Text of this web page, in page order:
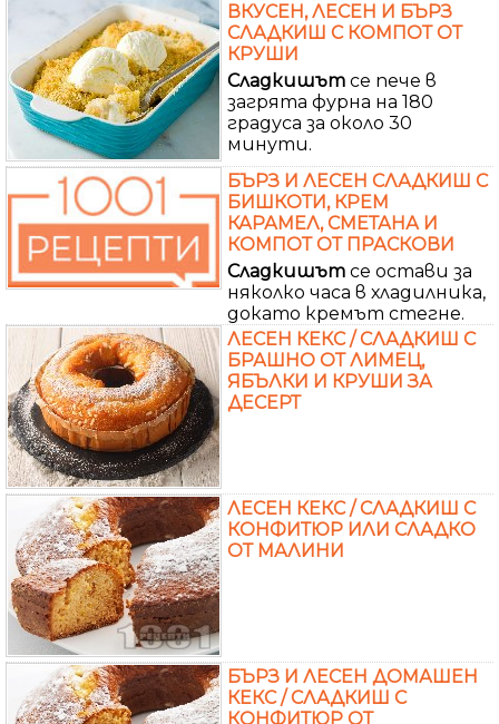
ВКУСЕН, ЛЕСЕН И БЪРЗ
СЛАДКИШ С КОМПОТ ОТ
КРУШИ
Сладкишът се пече в
загрята фурна на 180
градуса за около 30
минути.
БЪРЗ И ЛЕСЕН СЛАДКИШ С
БИШКОТИ, КРЕМ
КАРАМЕЛ, СМЕТАНА И
КОМПОТ ОТ ПРАСКОВИ
Сладкишът се остави за
няколко часа в хладилника,
докато кремът стегне.
ЛЕСЕН КЕКС / СЛАДКИШ С
БРАШНО ОТ ЛИМЕЦ,
ЯБЪЛКИ И КРУШИ ЗА
ДЕСЕРТ
ЛЕСЕН КЕКС / СЛАДКИШ С
КОНФИТЮР ИЛИ СЛАДКО
ОТ МАЛИНИ
БЪРЗ И ЛЕСЕН ДОМАШЕН
КЕКС / СЛАДКИШ С
КОНФИТЮР ОТ